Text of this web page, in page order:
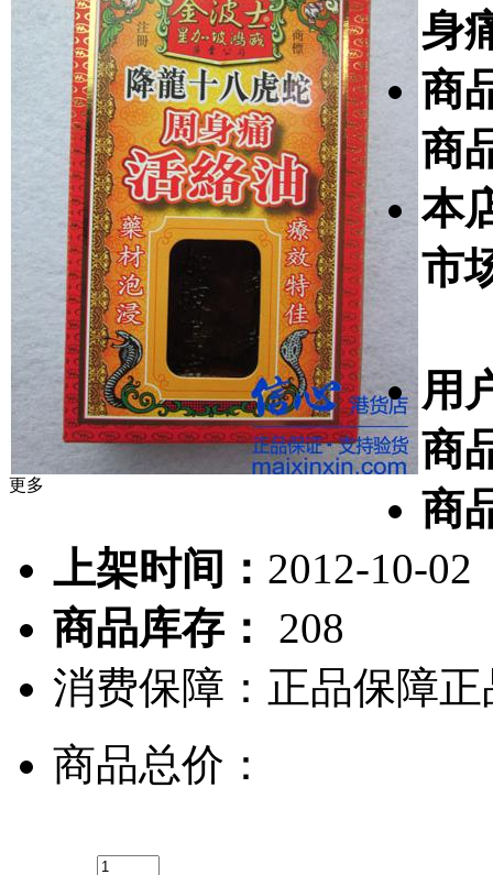
更多
身
商
商
本
市
用
商
商
上架时间： 2012-10-02
商品库存：
208
消费保障： 正品保障
商品总价：